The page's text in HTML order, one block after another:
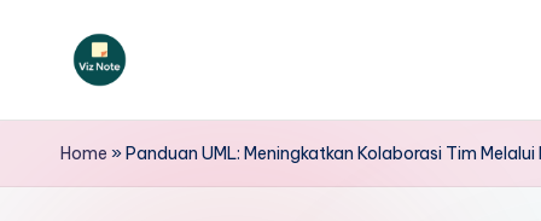
V
iz
Home »Panduan UML: Meningkatkan Kolaborasi Tim Melalui